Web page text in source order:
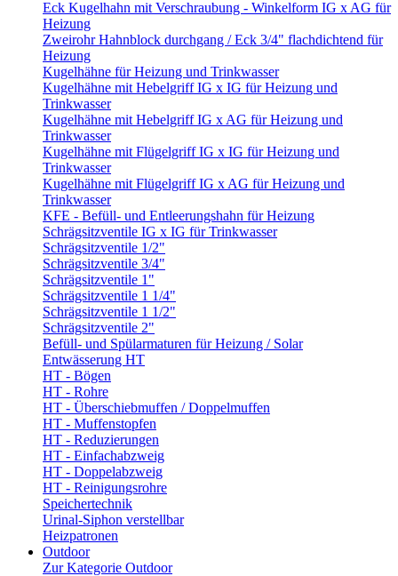
Eck Kugelhahn mit Verschraubung - Winkelform IG x AG für
Heizung
Zweirohr Hahnblock durchgang / Eck 3/4" flachdichtend für
Heizung
Kugelhähne für Heizung und Trinkwasser
Kugelhähne mit Hebelgriff IG x IG für Heizung und
Trinkwasser
Kugelhähne mit Hebelgriff IG x AG für Heizung und
Trinkwasser
Kugelhähne mit Flügelgriff IG x IG für Heizung und
Trinkwasser
Kugelhähne mit Flügelgriff IG x AG für Heizung und
Trinkwasser
KFE - Befüll- und Entleerungshahn für Heizung
Schrägsitzventile IG x IG für Trinkwasser
Schrägsitzventile 1/2"
Schrägsitzventile 3/4"
Schrägsitzventile 1"
Schrägsitzventile 1 1/4"
Schrägsitzventile 1 1/2"
Schrägsitzventile 2"
Befüll- und Spülarmaturen für Heizung / Solar
Entwässerung HT
HT - Bögen
HT - Rohre
HT - Überschiebmuffen / Doppelmuffen
HT - Muffenstopfen
HT - Reduzierungen
HT - Einfachabzweig
HT - Doppelabzweig
HT - Reinigungsrohre
Speichertechnik
Urinal-Siphon verstellbar
Heizpatronen
Outdoor
Zur Kategorie Outdoor